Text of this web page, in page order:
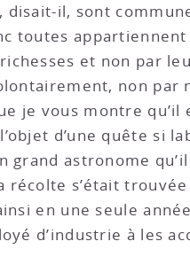
disait-il, sont
toutes
et non par
non
je vous montre
d’une quête si
grand astronome
récolte s’était
en une seule
d’industrie à les